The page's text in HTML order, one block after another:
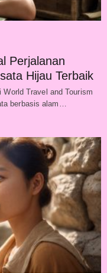
Perjalanan
Hijau Terbaik
Travel and Tourism
berbasis alam…